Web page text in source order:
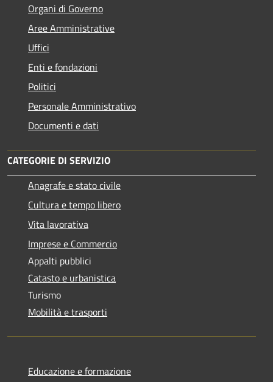
Organi di Governo
Aree Amministrative
Uffici
Enti e fondazioni
Politici
Personale Amministrativo
Documenti e dati
CATEGORIE DI SERVIZIO
Anagrafe e stato civile
Cultura e tempo libero
Vita lavorativa
Imprese e Commercio
Appalti pubblici
Catasto e urbanistica
Turismo
Mobilità e trasporti
Educazione e formazione